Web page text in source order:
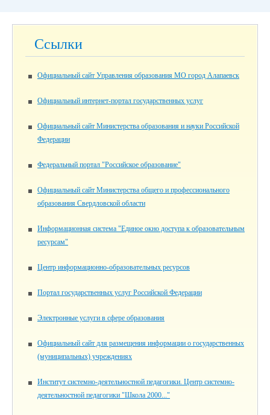
Ссылки
Официальный сайт Управления образования МО город Алапаевск
Официальный интернет-портал государственных услуг
Официальный сайт Министерства образования и науки Российской
Федерации
Федеральный портал "Российское образование"
Официальный сайт Министерства общего и профессионального
образования Свердловской области
Информационная система "Единое окно доступа к образовательным
ресурсам"
Центр информационно-образовательных ресурсов
Портал государственных услуг Российской Федерации
Электронные услуги в сфере образования
Официальный сайт для размещения информации о государственных
(муниципальных) учреждениях
Институт системно-деятельностной педагогики. Центр системно-
деятельностной педагогики "Школа 2000..."